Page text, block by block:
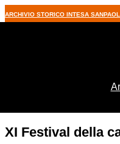
ARCHIVIO STORICO INTESA
XI Festival della